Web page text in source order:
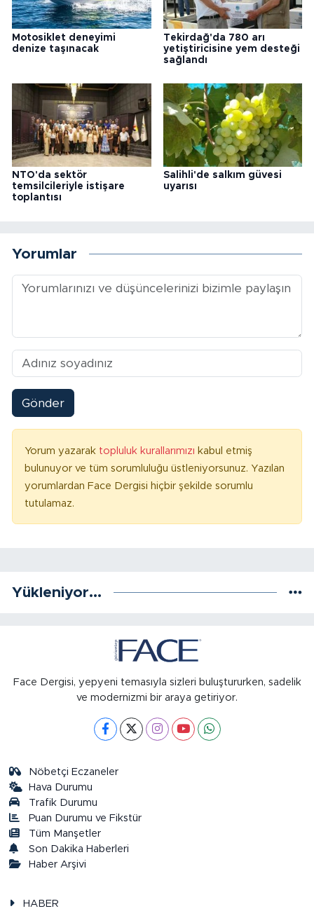
Motosiklet deneyimi
denize taşınacak
Tekirdağ'da 780 arı
yetiştiricisine yem desteği
sağlandı
NTO'da sektör
temsilcileriyle istişare
toplantısı
Salihli'de salkım güvesi
uyarısı
Yorumlar
Gönder
Yorum yazarak topluluk kurallarımızı kabul etmiş
bulunuyor ve tüm sorumluluğu üstleniyorsunuz. Yazılan
yorumlardan Face Dergisi hiçbir şekilde sorumlu
tutulamaz.
Yükleniyor...
Face Dergisi, yepyeni temasıyla sizleri buluştururken, sadelik
ve modernizmi bir araya getiriyor.
Nöbetçi Eczaneler
Hava Durumu
Trafik Durumu
Puan Durumu ve Fikstür
Tüm Manşetler
Son Dakika Haberleri
Haber Arşivi
HABER